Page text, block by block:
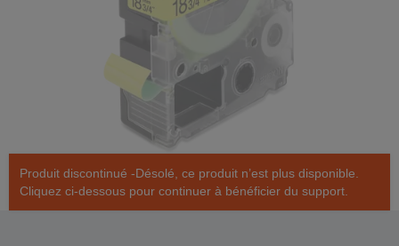
Produit discontinué -Désolé, ce produit n’est plus disponible.
Cliquez ci-dessous pour continuer à bénéficier du support.